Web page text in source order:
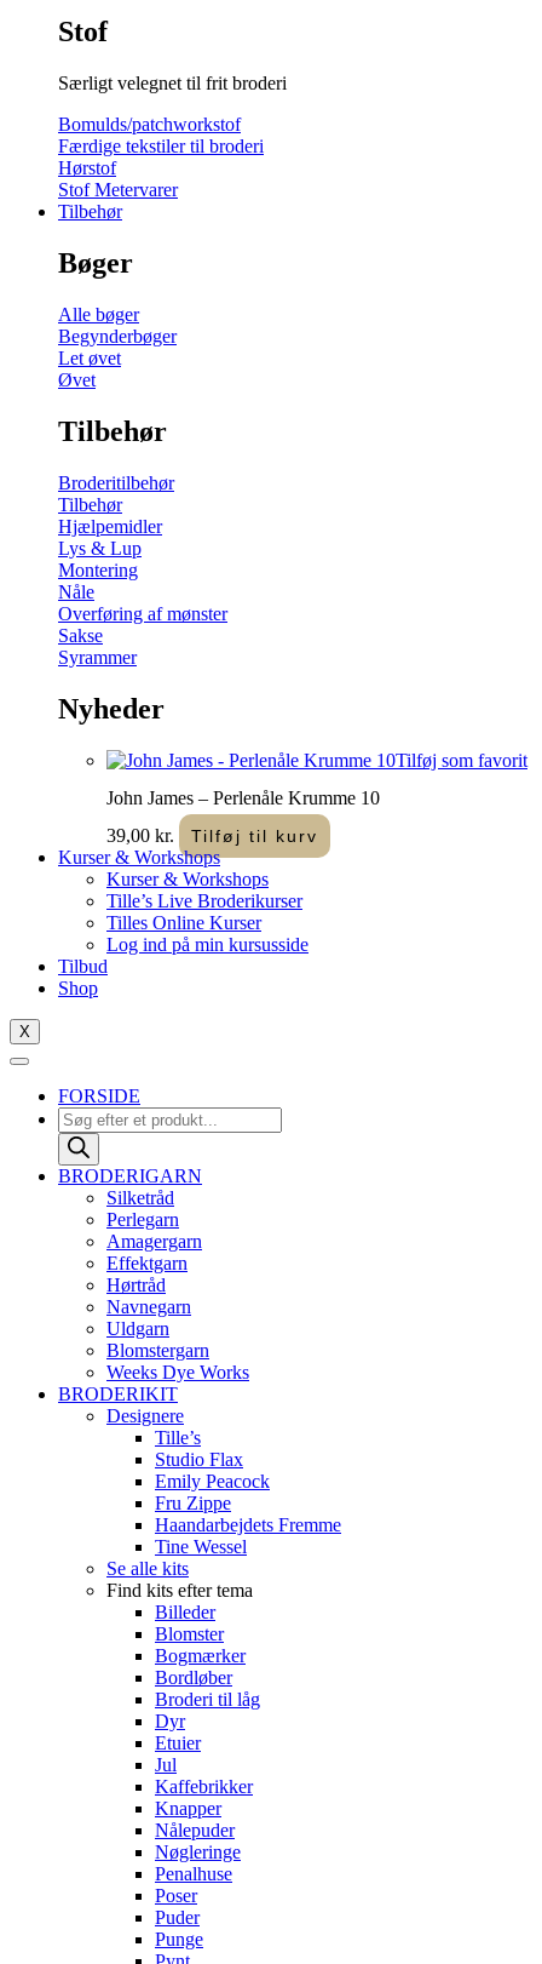
Stof
Særligt velegnet til frit broderi
Bomulds/patchworkstof
Færdige tekstiler til broderi
Hørstof
Stof Metervarer
Tilbehør
Bøger
Alle bøger
Begynderbøger
Let øvet
Øvet
Tilbehør
Broderitilbehør
Tilbehør
Hjælpemidler
Lys & Lup
Montering
Nåle
Overføring af mønster
Sakse
Syrammer
Nyheder
Tilføj som favorit
John James – Perlenåle Krumme 10
39,00 kr. Tilføj til kurv
Kurser & Workshops
Kurser & Workshops
Tille’s Live Broderikurser
Tilles Online Kurser
Log ind på min kursusside
Tilbud
Shop
X
FORSIDE
Products
search
BRODERIGARN
Silketråd
Perlegarn
Amagergarn
Effektgarn
Hørtråd
Navnegarn
Uldgarn
Blomstergarn
Weeks Dye Works
BRODERIKIT
Designere
Tille’s
Studio Flax
Emily Peacock
Fru Zippe
Haandarbejdets Fremme
Tine Wessel
Se alle kits
Find kits efter tema
Billeder
Blomster
Bogmærker
Bordløber
Broderi til låg
Dyr
Etuier
Jul
Kaffebrikker
Knapper
Nålepuder
Nøgleringe
Penalhuse
Poser
Puder
Punge